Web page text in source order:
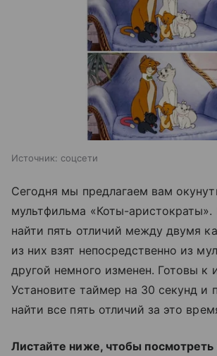
Источник: соцсети
Сегодня мы предлагаем вам
мультфильма «Коты-
найти пять отличий между двумя
из них взят непосредственно из
другой немного изменен. Готовы к
Установите таймер на 30 секунд и
найти все пять отличий за это
Листайте ниже, чтобы посмотреть